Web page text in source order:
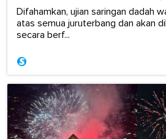
Difahamkan, ujian saringan dadah
atas semua juruterbang dan akan
secara berf...